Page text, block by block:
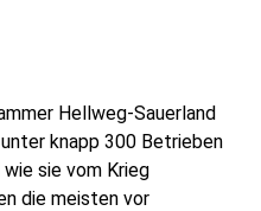
Hellweg-Sauerland
knapp 300 Betrieben
wie sie vom Krieg
die meisten vor